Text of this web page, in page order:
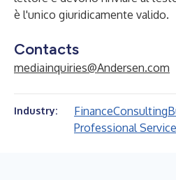
è l'unico giuridicamente valido.
Contacts
mediainquiries@Andersen.com
Industry: FinanceConsulting
Professional